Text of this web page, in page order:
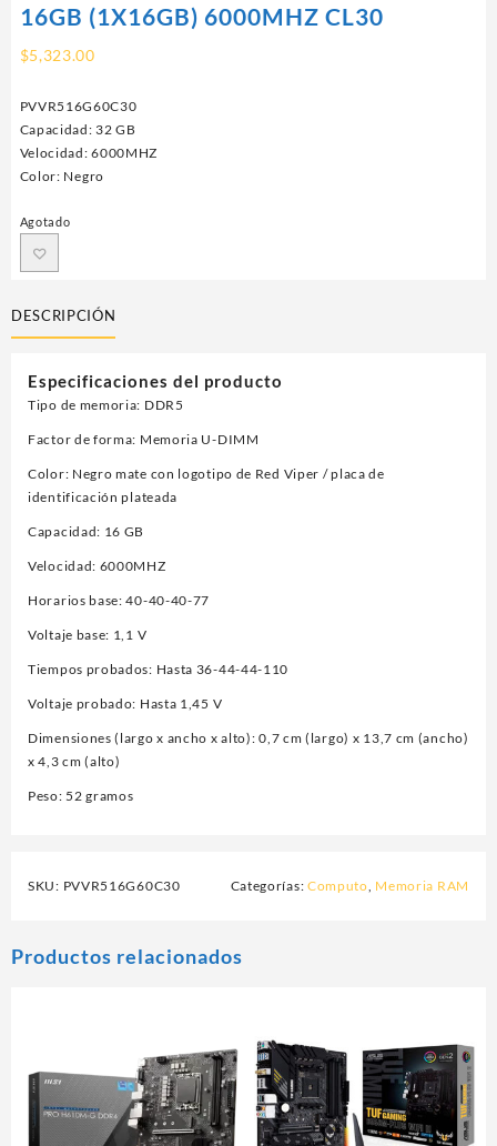
16GB (1X16GB) 6000MHZ CL30
$5,323.00
PVVR516G60C30
Capacidad: 32 GB
Velocidad: 6000MHZ
Color: Negro
Agotado
DESCRIPCIÓN
Especificaciones del producto
Tipo de memoria: DDR5
Factor de forma: Memoria U-DIMM
Color: Negro mate con logotipo de Red Viper / placa de
identificación plateada
Capacidad: 16 GB
Velocidad: 6000MHZ
Horarios base: 40-40-40-77
Voltaje base: 1,1 V
Tiempos probados: Hasta 36-44-44-110
Voltaje probado: Hasta 1,45 V
Dimensiones (largo x ancho x alto): 0,7 cm (largo) x 13,7 cm (ancho)
x 4,3 cm (alto)
Peso: 52 gramos
SKU: PVVR516G60C30 Categorías: Computo, Memoria RAM
Productos relacionados